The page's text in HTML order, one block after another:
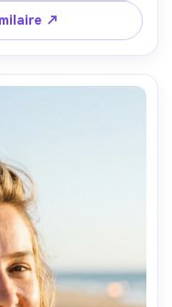
haute résolution,
--ar 4:5
↗